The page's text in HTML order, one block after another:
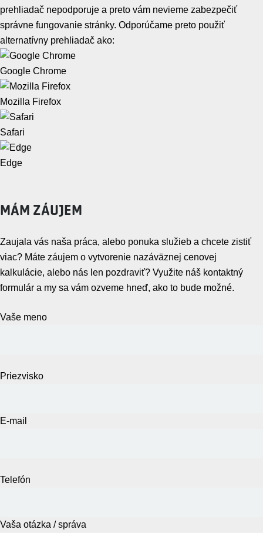
prehliadač nepodporuje a preto vám nevieme zabezpečiť
správne fungovanie stránky. Odporúčame preto použiť
alternatívny prehliadač ako:
Google Chrome
Mozilla Firefox
Safari
Edge
MÁM ZÁUJEM
Zaujala vás naša práca, alebo ponuka služieb a chcete zistiť
viac? Máte záujem o vytvorenie nazáväznej cenovej
kalkulácie, alebo nás len pozdraviť? Využite náš kontaktný
formulár a my sa vám ozveme hneď, ako to bude možné.
Vaše meno
Priezvisko
E-mail
Telefón
Vaša otázka / správa